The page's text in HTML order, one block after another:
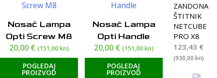
Nosač Lampa
Opti Screw M8
20,00 € (151,00 kn)
POGLEDAJ
PROIZVOD
Nosač Lampa
Opti Handle
20,00 € (151,00 kn)
POGLEDAJ
PROIZVOD
ZANDONA
ŠTITNIK
NETCUBE
PRO X8
123,43 €
(930,00 kn)